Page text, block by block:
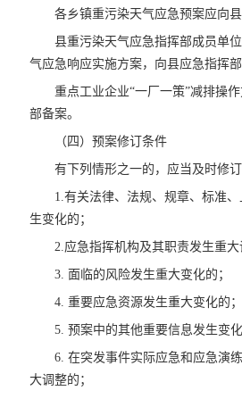
各乡镇重污染天气应急预案应向
县重污染天气应急指挥部成员单
气应急响应实施方案，向县应急指挥部
重点工业企业“一厂一策”减排操
部备案。
（四）预案修订条件
有下列情形之一的，应当及时修订
1.有关法律、法规、规章、标准
生变化的；
2.应急指挥机构及其职责发生重大
3. 面临的风险发生重大变化的；
4. 重要应急资源发生重大变化的；
5. 预案中的其他重要信息发生变化
6. 在突发事件实际应急和应急演
大调整的；